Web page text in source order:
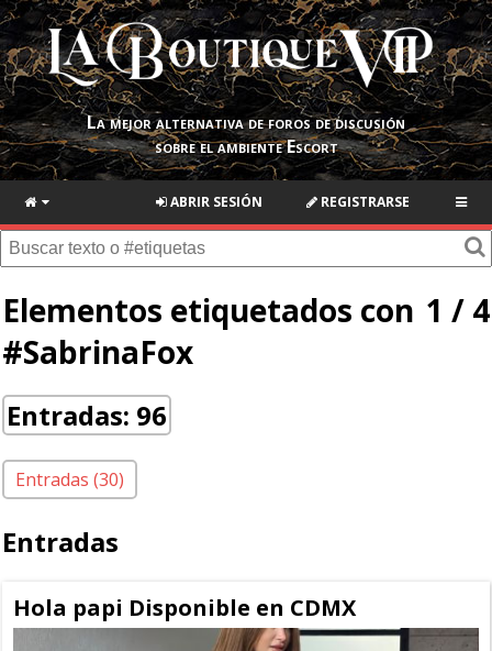
La mejor alternativa de foros de discusión
sobre el ambiente Escort
REGISTRARSE
ABRIR SESIÓN
1 / 4
Elementos etiquetados con
#SabrinaFox
Entradas: 96
Entradas (30)
Entradas
Hola papi Disponible en CDMX